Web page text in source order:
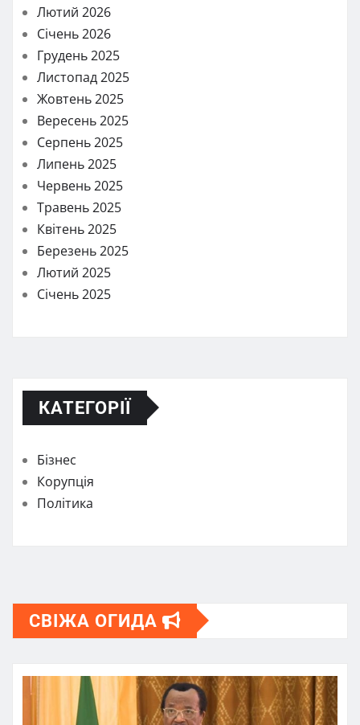
Лютий 2026
Січень 2026
Грудень 2025
Листопад 2025
Жовтень 2025
Вересень 2025
Серпень 2025
Липень 2025
Червень 2025
Травень 2025
Квітень 2025
Березень 2025
Лютий 2025
Січень 2025
КАТЕГОРІЇ
Бізнес
Корупція
Політика
СВІЖА ОГИДА